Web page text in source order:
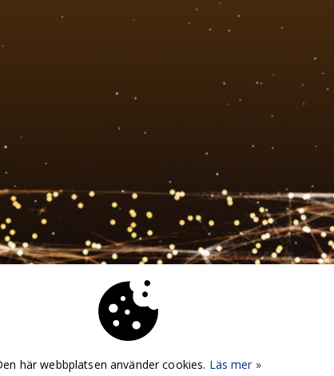
här webbplatsen använder cookies. Läs mer »